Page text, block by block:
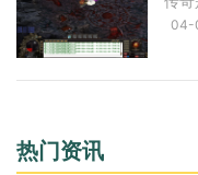
04-
热门资讯